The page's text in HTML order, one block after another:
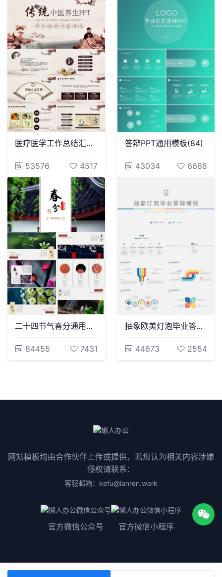
医疗医学工作总结汇报通用PPT模板(91)
53576 4517
答辩PPT通用模板(84)
43034 6688
二十四节气春分通用PPT模板(9)
84455 7431
抽象欧美灯泡毕业答辩PPT模板
44673 2554
网站模板均由合作伙伴上传或提供，若您认为相关内容涉嫌
侵权请联系：
客服邮箱：kefu@lanren.work
官方微信公众号 官方微信小程序